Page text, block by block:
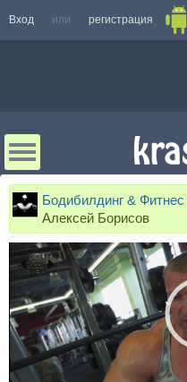
Вход или регистрация
Бодибилдинг & Фитнес
Алексей Борисов